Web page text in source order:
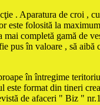
. Aparatura de croi ,
folosită la
completă gamă de
în valoare , să
în întregime
este format din tineri
de afaceri " Biz "